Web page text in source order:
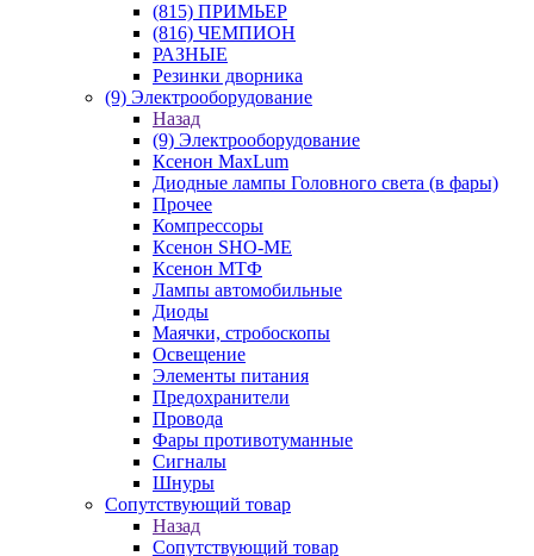
(815) ПРИМЬЕР
(816) ЧЕМПИОН
РАЗНЫЕ
Резинки дворника
(9) Электрооборудование
Назад
(9) Электрооборудование
Ксенон MaxLum
Диодные лампы Головного света (в фары)
Прочее
Компрессоры
Ксенон SHO-ME
Ксенон МТФ
Лампы автомобильные
Диоды
Маячки, стробоскопы
Освещение
Элементы питания
Предохранители
Провода
Фары противотуманные
Сигналы
Шнуры
Сопутствующий товар
Назад
Сопутствующий товар